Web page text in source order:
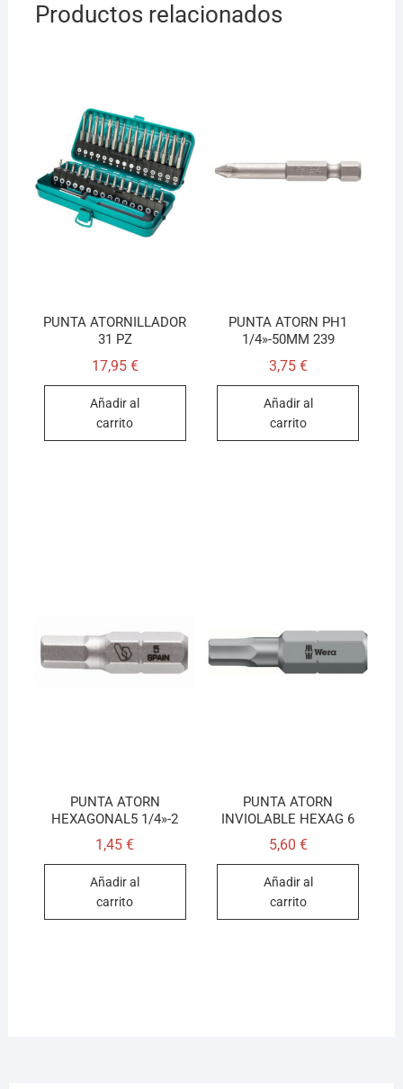
Productos relacionados
PUNTA ATORNILLADOR
31 PZ
17,95 €
Añadir al
carrito
PUNTA ATORN PH1
1/4»-50MM 239
3,75 €
Añadir al
carrito
PUNTA ATORN
HEXAGONAL5 1/4»-2
1,45€
Añadir al
carrito
PUNTA ATORN
INVIOLABLE HEXAG 6
5,60 €
Añadir al
carrito